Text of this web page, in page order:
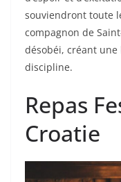
souviendront toute
compagnon de
désobéi, créant une
discipline.
Repas
Croatie